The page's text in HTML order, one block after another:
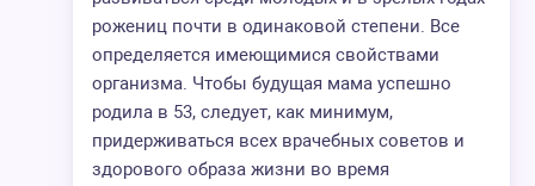
рожениц почти в одинаковой степени. Все
определяется имеющимися свойствами
организма. Чтобы будущая мама успешно
родила в 53, следует, как минимум,
придерживаться всех врачебных советов и
здорового образа жизни во время